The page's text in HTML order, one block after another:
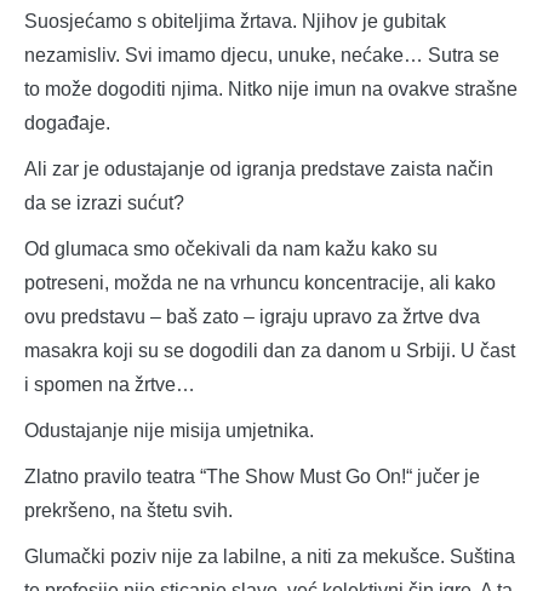
Suosjećamo s obiteljima žrtava. Njihov je gubitak
nezamisliv. Svi imamo djecu, unuke, nećake… Sutra se
to može dogoditi njima. Nitko nije imun na ovakve strašne
događaje.
Ali zar je odustajanje od igranja predstave zaista način
da se izrazi sućut?
Od glumaca smo očekivali da nam kažu kako su
potreseni, možda ne na vrhuncu koncentracije, ali kako
ovu predstavu – baš zato – igraju upravo za žrtve dva
masakra koji su se dogodili dan za danom u Srbiji. U čast
i spomen na žrtve…
Odustajanje nije misija umjetnika.
Zlatno pravilo teatra “The Show Must Go On!“ jučer je
prekršeno, na štetu svih.
Glumački poziv nije za labilne, a niti za mekušce. Suština